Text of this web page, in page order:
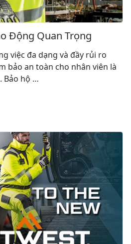
Động Quan Trọng
việc đa dạng và đầy rủi ro
bảo an toàn cho nhân viên là
Bảo hộ …